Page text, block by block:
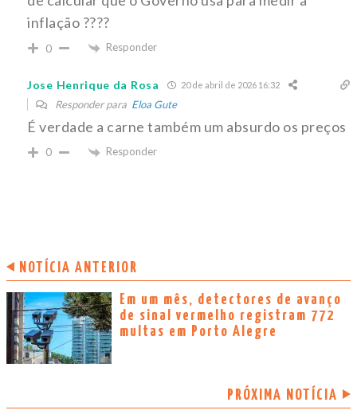
inflação ????
0 Responder
Jose Henrique da Rosa 20 de abril de 2026 16:32
Responder para Eloa Gute
É verdade a carne também um absurdo os preços
0 Responder
NOTÍCIA ANTERIOR
Em um mês, detectores de avanço
de sinal vermelho registram 772
multas em Porto Alegre
PRÓXIMA NOTÍCIA